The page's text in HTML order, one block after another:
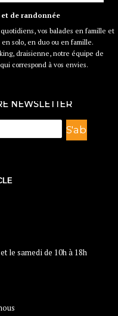
de randonnée
vos balades en famille et
solo, en duo ou en famille.
draisienne, notre équipe de
correspond à vos envies.
NEWSLETTER
le samedi de 10h à 18h